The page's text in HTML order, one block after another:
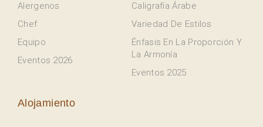
Alergenos
Chef
Equipo
Eventos 2026
Caligrafía Árabe
Variedad De Estilos
Énfasis En La Proporción Y
La Armonía
Eventos 2025
Alojamiento